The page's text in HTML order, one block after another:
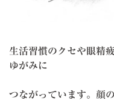
生活習慣のクセや眼精
ゆがみに
つながっています。顔